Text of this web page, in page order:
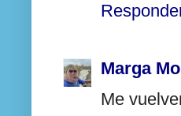
Marga
Me